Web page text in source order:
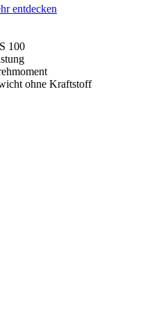
entdecken
100
ohne Kraftstoff